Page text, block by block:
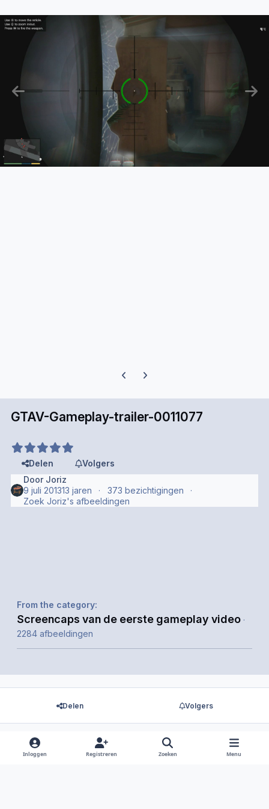
Previous carousel slide
Next carousel slide
GTAV-Gameplay-trailer-0011077
Delen
Volgers
Door Joriz
9 juli 201313 jaren
373 bezichtigingen
Zoek Joriz's afbeeldingen
From the category:
Screencaps van de eerste gameplay video ·
2284 afbeeldingen
Delen Volgers
Er zijn geen reacties om weer te geven.
Inloggen Registreren Zoeken Menu